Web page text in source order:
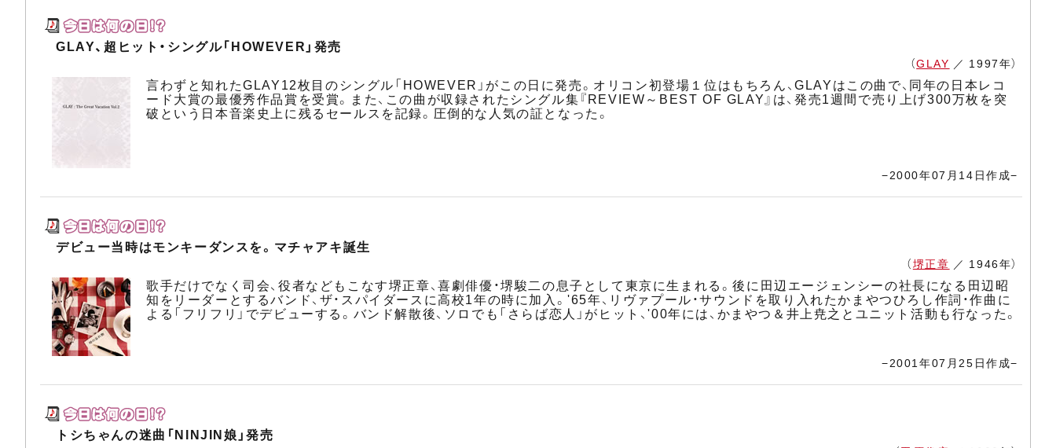
GLAY、超ヒット・シングル「HOWEVER」発売
（GLAY ／ 1997年）
言わずと知れたGLAY12枚目のシングル「HOWEVER」がこの日に発売。オリコン初登場１位はもちろん、GLAYはこの曲で、同年の日本レコ
ード大賞の最優秀作品賞を受賞。また、この曲が収録されたシングル集『REVIEW～BEST OF GLAY』は、発売1週間で売り上げ300万枚を突
破という日本音楽史上に残るセールスを記録。圧倒的な人気の証となった。
−2000年07月14日作成−
デビュー当時はモンキーダンスを。マチャアキ誕生
（堺正章 ／ 1946年）
歌手だけでなく司会、役者などもこなす堺正章、喜劇俳優・堺駿二の息子として東京に生まれる。後に田辺エージェンシーの社長になる田辺昭
知をリーダーとするバンド、ザ・スパイダースに高校1年の時に加入。'65年、リヴァプール・サウンドを取り入れたかまやつひろし作詞・作曲に
よる「フリフリ」でデビューする。バンド解散後、ソロでも「さらば恋人」がヒット、'00年には、かまやつ＆井上尭之とユニット活動も行なった。
−2001年07月25日作成−
トシちゃんの迷曲「NINJIN娘」発売